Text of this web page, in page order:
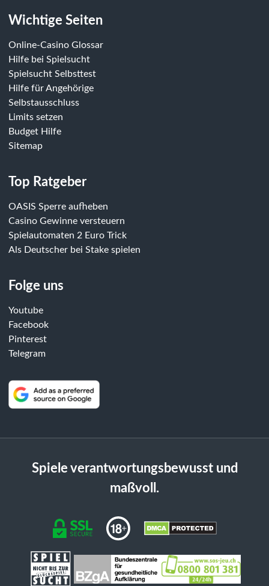
Wichtige Seiten
Online-Casino Glossar
Hilfe bei Spielsucht
Spielsucht Selbsttest
Hilfe für Angehörige
Selbstausschluss
Limits setzen
Budget Hilfe
Sitemap
Top Ratgeber
OASIS Sperre aufheben
Casino Gewinne versteuern
Spielautomaten 2 Euro Trick
Als Deutscher bei Stake spielen
Folge uns
Youtube
Facebook
Pinterest
Telegram
Spiele verantwortungsbewusst und
maßvoll.